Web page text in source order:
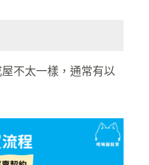
不太一樣，通常有以